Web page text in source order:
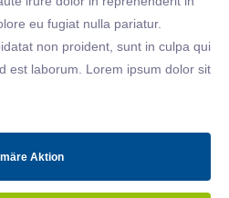
eu fugiat nulla pariatur.
non proident, sunt in culpa qui
est laborum. Lorem ipsum dolor sit
Aktion